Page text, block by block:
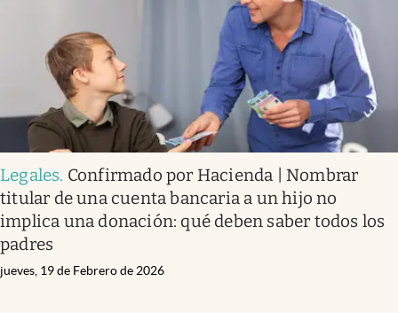
Legales. Confirmado por Hacienda | Nombrar
titular de una cuenta bancaria a un hijo no
implica una donación: qué deben saber todos los
padres
jueves, 19 de Febrero de 2026